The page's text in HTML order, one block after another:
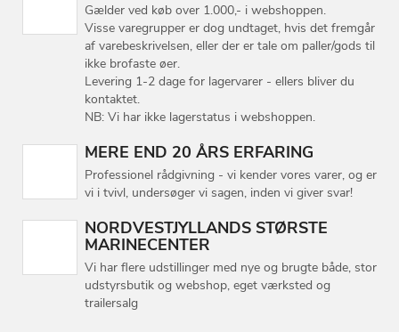
Gælder ved køb over 1.000,- i webshoppen.
Visse varegrupper er dog undtaget, hvis det fremgår
af varebeskrivelsen, eller der er tale om paller/gods til
ikke brofaste øer.
Levering 1-2 dage for lagervarer - ellers bliver du
kontaktet.
NB: Vi har ikke lagerstatus i webshoppen.
MERE END 20 ÅRS ERFARING
Professionel rådgivning - vi kender vores varer, og er
vi i tvivl, undersøger vi sagen, inden vi giver svar!
NORDVESTJYLLANDS STØRSTE
MARINECENTER
Vi har flere udstillinger med nye og brugte både, stor
udstyrsbutik og webshop, eget værksted og
trailersalg